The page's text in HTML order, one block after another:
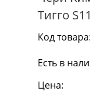
Тигго
Код товара:
Есть в
Цена: